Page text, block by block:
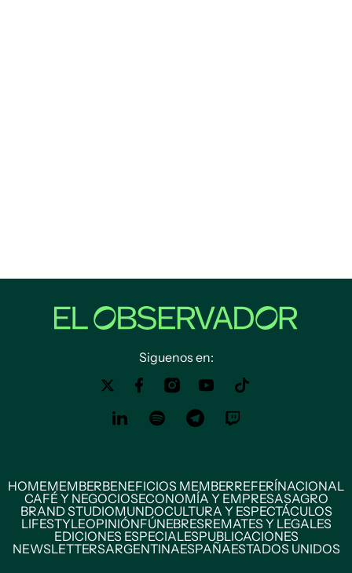
Siguenos en:
HOMEMEMBERBENEFICIOS MEMBERREFERÍNACIONAL
CAFÉ Y NEGOCIOSECONOMÍA Y EMPRESASAGRO
BRAND STUDIOMUNDOCULTURA Y ESPECTÁCULOS
LIFESTYLEOPINIÓNFÚNEBRESREMATES Y LEGALES
EDICIONES ESPECIALESPUBLICACIONES
NEWSLETTERSARGENTINAESPAÑAESTADOS UNIDOS